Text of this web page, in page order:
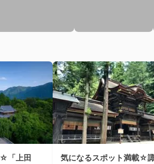
「上田
気になるスポット満載☆